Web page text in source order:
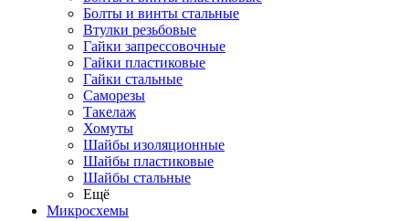
Болты и винты стальные
Втулки резьбовые
Гайки запрессовочные
Гайки пластиковые
Гайки стальные
Саморезы
Такелаж
Хомуты
Шайбы изоляционные
Шайбы пластиковые
Шайбы стальные
Ещё
Микросхемы